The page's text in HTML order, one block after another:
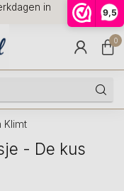
9,5
in
7 dagen
9.5
0
Klimt
- De kus